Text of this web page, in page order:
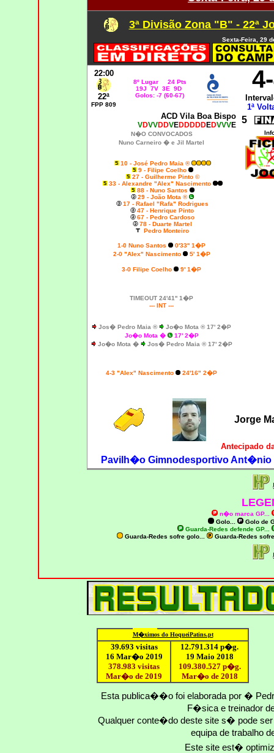
3ª Divisão Zona "B" - 22ª
Sexta-Feira, 29
22:00
22ª
FPP 809
8º Lugar 24 Pts
19J 7V 3E 9D
Golos: -7 (60-67)
4
1ª
ACD Vila Boa Bispo
VDVVDDVEDDDDDEDVVVE 5
N�O CONVOCADOS
Nuno Carneiro � e Jil Martel
10 - José Pedro Maia ®
9 - Filipe Coelho
27 - Guilherme Pinto ©
33 - Alexandre "Alex" Nascimento
88 - Nuno Santos
29 - João Mota ®
17 - Rafael "Rafa" Rodrigues
47 - Henrique Pinto
67 - Pedro Cardoso
78 - Duarte Martel
Pedro Monteiro
1-0 Nuno Santos
0'33'' 1�P
2-0"Alex" Nascimento 5' 1�P
3-0 Filipe Coelho 9' 1�P
TIMEOUT 24'41'' 1�P
--- INT ---
Jos� Pedro Maia ®
Jo�o Mota ® 17' 2�P
Jo�o Mota �
17' 2�P
Jo�o Mota �
Jos� Pedro Maia ® 17' 2�P
4-3 "Alex" Nascimento 24'16" 2�P
Jorge
Antecipado
Pavilh�o Gimnodesportivo Ant�nio
n�o marca GP...
Golo...
Golo de
Guarda-Redes defende GP...
Guarda-Redes sofre golo...
Guarda-Redes
M�ximos do HoqueiPatins.pt
39.693 visitas
16 Mar�o 2019
378.983 visitas
Mar�o de 2019
12.791.314 p�g.
19 Maio 2018
109.380.527p�g.
Mar�o de 2018
Esta publica��o foi elaborada por �
F�sica e treinador
Qualquer conte�do deste site s� pode
equipa de trabalho
Este site est�